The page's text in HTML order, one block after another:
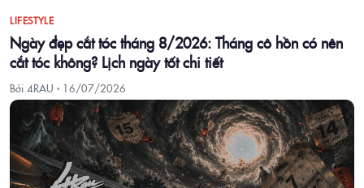
LIFESTYLE
Ngày đẹp cắt tóc tháng 8/2026: Tháng cô hồn có nên
cắt tóc không? Lịch ngày tốt chi tiết
Bởi 4RAU · 16/07/2026